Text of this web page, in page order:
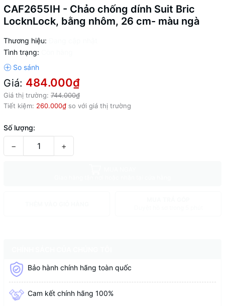
CAF2655IH - Chảo chống dính Suit Bric
LocknLock, bằng nhôm, 26 cm- màu ngà
Thương hiệu:
Tình trạng:
Giá: 484.000₫
Giá thị trường: 744.000₫
Tiết kiệm: 260.000₫ so với giá thị trường
Số lượng:
− +
Bảo hành chính hãng toàn quốc
Cam kết chính hãng 100%